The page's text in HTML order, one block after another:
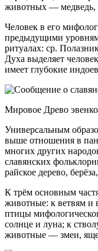
животных — медведь,
Человек в его
предыдущими
ритуалах: ср.
Духа выделяет
имеет глубокие
Мировое Древо
Универсальным
выше отношения в
многих других
славянских
райское дерево,
К трём основным
животные: к ветвям и
птицы
солнце и луна; к
животные — змеи,